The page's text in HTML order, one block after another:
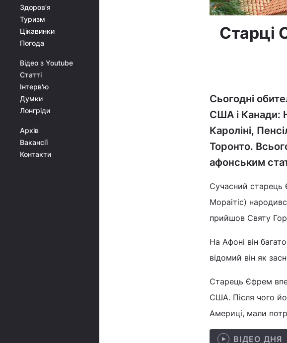
Здоров'я
Туризм
Цікавинки
Погода
Відео з Youtube
Статті
Інтерв'ю
Думки
Лонгріди
Архів
Вакансії
Контакти
Старці
Сьогодні
США і Канади:
Кароліні,
Торонто.
афонським
Сучасний старець
Мораітіс)
прийшов Святу
На Афоні він
відомий він як
Старець Єфрем
США. Після чого
Америці, мали
ВІДЕО ДНЯ